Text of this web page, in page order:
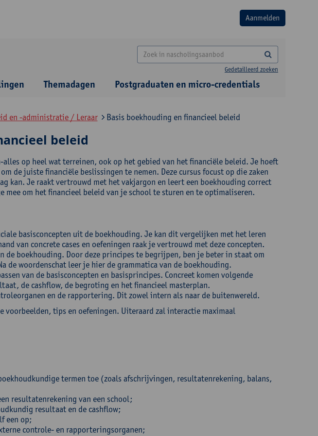
Gedetailleerd zoeken
Themadagen Postgraduaten en micro-credentials
en -administratie / Leraar Basis boekhouding en financieel beleid
beleid
op heel wat terreinen, ook op het gebied van het financiële beleid. Je hoeft
de juiste financiële beslissingen te nemen. Deze cursus focust op die zaken
kan. Je raakt vertrouwd met het vakjargon en leert een boekhouding correct
om het financieel beleid van je school te sturen en te optimaliseren.
basisconcepten uit de boekhouding. Je kan dit vergelijken met het leren
van concrete cases en oefeningen raak je vertrouwd met deze concepten.
de boekhouding. Door deze principes te begrijpen, ben je beter in staat om
de woordenschat leer je hier de grammatica van de boekhouding.
van de basisconcepten en basisprincipes. Concreet komen volgende
de cashflow, de begroting en het financieel masterplan.
en de rapportering. Dit zowel intern als naar de buitenwereld.
voorbeelden, tips en oefeningen. Uiteraard zal interactie maximaal
termen toe (zoals afschrijvingen, resultatenrekening, balans,
resultatenrekening van een school;
resultaat en de cashflow;
een op;
controle- en rapporteringsorganen;